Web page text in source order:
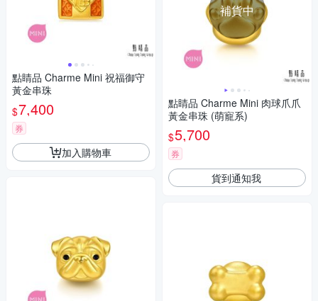
點睛品 Charme Mini 祝福御守
黃金串珠
$7,400
券
加入購物車
補貨中
點睛品 Charme Mini 肉球爪爪
黃金串珠 (萌寵系)
$5,700
券
貨到通知我